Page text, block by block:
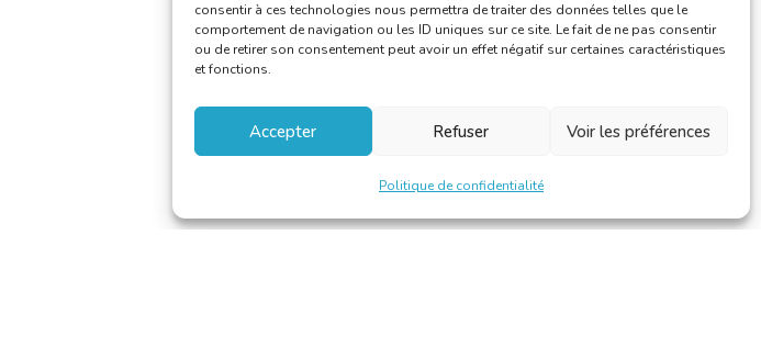
consentir à ces technologies nous permettra de traiter des données telles que le
comportement de navigation ou les ID uniques sur ce site. Le fait de ne pas consentir
ou de retirer son consentement peut avoir un effet négatif sur certaines caractéristiques
et fonctions.
Accepter Refuser Voir les préférences
Politique de confidentialité